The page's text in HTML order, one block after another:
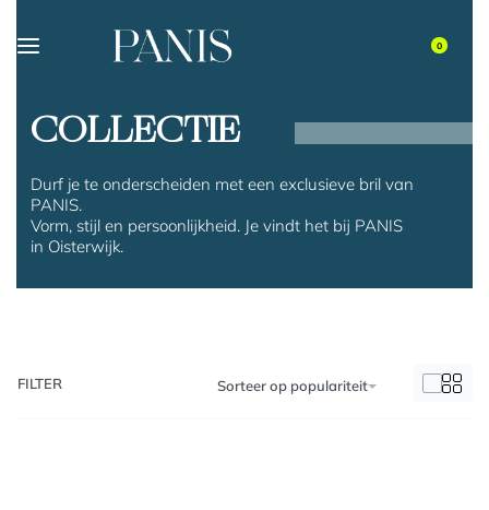
0
COLLECTIE
Durf je te onderscheiden met een exclusieve bril van
PANIS.
Vorm, stijl en persoonlijkheid. Je vindt het bij PANIS
in Oisterwijk.
Sorteer op populariteit
FILTER